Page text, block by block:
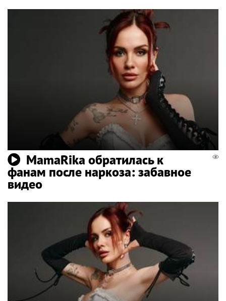
MamaRika обратилась к
фанам после наркоза: забавное
видео